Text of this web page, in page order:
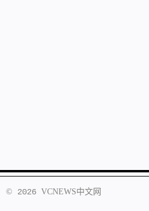
© 2026 VCNEWS中文网